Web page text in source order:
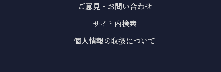
ご意見・お問い合わせ
サイト内検索
個人情報の取扱について